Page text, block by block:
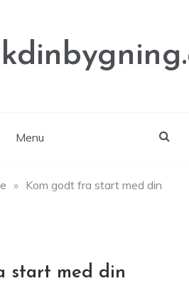
Menu
» Kom godt fra start med din
start med din